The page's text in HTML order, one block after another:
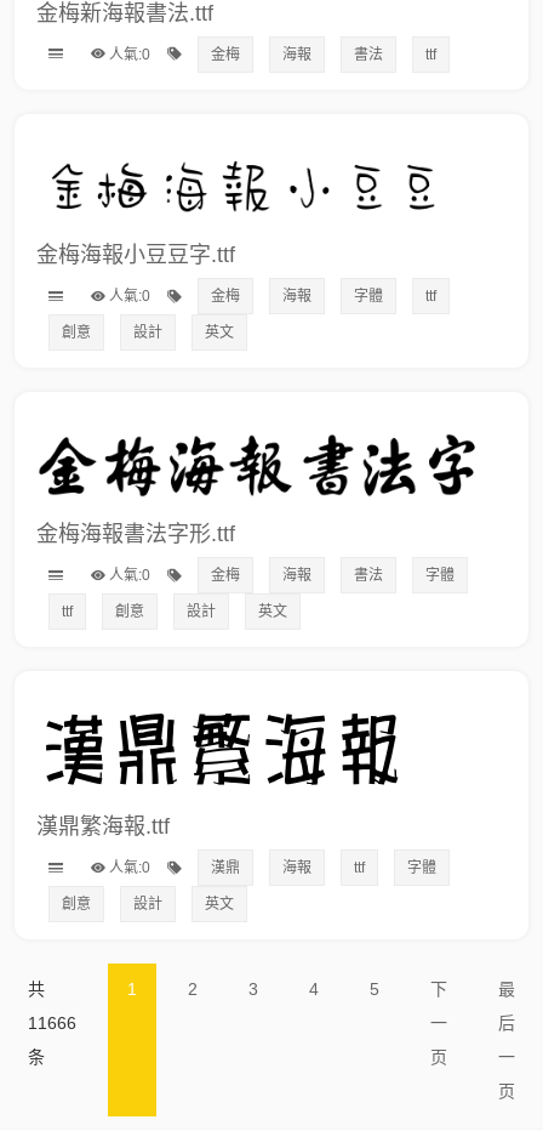
金梅新海報書法.ttf
人氣:0 金梅 海報 書法 ttf
金梅海報小豆豆字.ttf
人氣:0 金梅 海報 字體 ttf
創意 設計 英文
金梅海報書法字形.ttf
人氣:0 金梅 海報 書法 字體
ttf 創意 設計 英文
漢鼎繁海報.ttf
人氣:0 漢鼎 海報 ttf 字體
創意 設計 英文
共
11666
条
1 2 3 4 5
下
一
页
最
后
一
页